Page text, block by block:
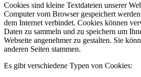
Cookies sind kleine Textdateien unserer
Computer vom Browser gespeichert
dem Internet verbindet. Cookies können
Daten zu sammeln und zu speichern um
Webseite angenehmer zu gestalten. Sie
anderen Seiten stammen.
Es gibt verschiedene Typen von Cookies: